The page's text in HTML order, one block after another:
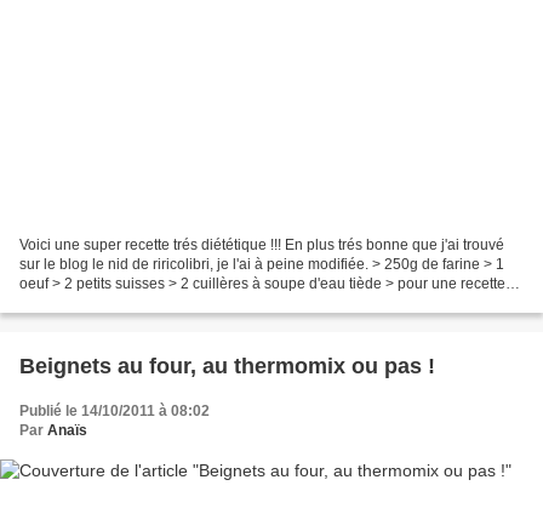
Voici une super recette trés diététique !!! En plus trés bonne que j'ai trouvé
sur le blog le nid de riricolibri, je l'ai à peine modifiée. > 250g de farine > 1
oeuf > 2 petits suisses > 2 cuillères à soupe d'eau tiède > pour une recette
Beignets au four, au thermomix ou pas !
Publié le 14/10/2011 à 08:02
Par Anaïs